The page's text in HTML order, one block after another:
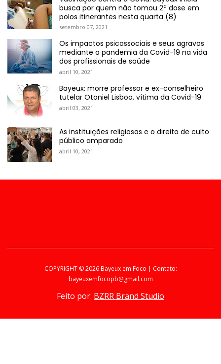
busca por quem não tomou 2ª dose em
polos itinerantes nesta quarta (8)
setembro 07, 2021
Os impactos psicossociais e seus agravos
mediante a pandemia da Covid-19 na vida
dos profissionais de saúde
abril 10, 2021
Bayeux: morre professor e ex-conselheiro
tutelar Otoniel Lisboa, vítima da Covid-19
abril 03, 2021
As instituições religiosas e o direito de culto
público amparado
abril 10, 2021
COPYRIGHT ©2026 Bayeux em Foco | Contato:
bayeuxemfocopb@gmail.com
Feito por: BZRR Brand Studio